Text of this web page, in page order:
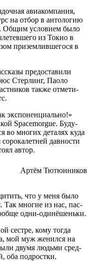
авиа­ком­па­ния,
на отбор в анто­ло­гию
Общим усло­ви­ем было
из Токио в
при­зем­лив­ше­го­ся в
предо­ста­ви­ли
Стер­линг, Пао­ло
так­же отме­ти­
экс­по­нен­ци­аль­но!»
Spacemorgue. Буду­
во мно­гих дета­лях куда
дав­но­сти
автор.
Артём Тютюн­ни­ков
что у меня было
Так мно­гие из нас, пас­
одни-одинёшеньки.
сест­ре, кому тогда
мой муж женил­ся на
дву­мя людь­ми сред­
оба подростки.